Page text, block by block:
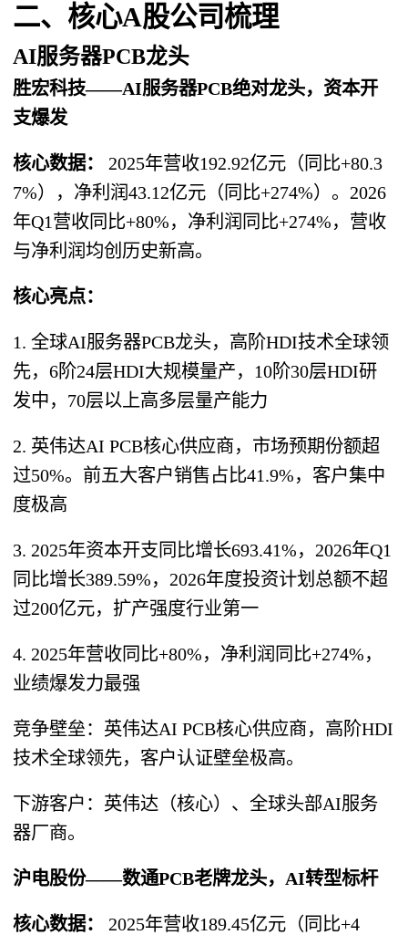
二、核心A股公司梳理
AI服务器PCB龙头
胜宏科技——AI服务器PCB绝对龙头，资本开
支爆发
核心数据：
2025年营收192.92亿元（同比+80.3
7%），净利润43.12亿元（同比+274%）。2026
年Q1营收同比+80%，净利润同比+274%，营收
与净利润均创历史新高。
核心亮点：
1. 全球AI服务器PCB龙头，高阶HDI技术全球领
先，6阶24层HDI大规模量产，10阶30层HDI研
发中，70层以上高多层量产能力
2. 英伟达AI PCB核心供应商，市场预期份额超
过50%。前五大客户销售占比41.9%，客户集中
度极高
3. 2025年资本开支同比增长693.41%，2026年Q1
同比增长389.59%，2026年度投资计划总额不超
过200亿元，扩产强度行业第一
4. 2025年营收同比+80%，净利润同比+274%，
业绩爆发力最强
竞争壁垒：英伟达AI PCB核心供应商，高阶HDI
技术全球领先，客户认证壁垒极高。
下游客户：英伟达（核心）、全球头部AI服务
器厂商。
沪电股份——数通PCB老牌龙头，AI转型标杆
核心数据：
2025年营收189.45亿元（同比+4